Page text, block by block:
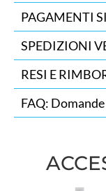
PAGAMENTI
SPEDIZIONI
RESI E
FAQ: